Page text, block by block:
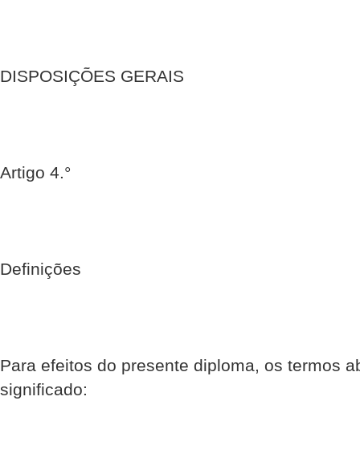
DISPOSIÇÕES GERAIS
Artigo 4.°
Definições
Para efeitos do presente diploma, os termos
significado: